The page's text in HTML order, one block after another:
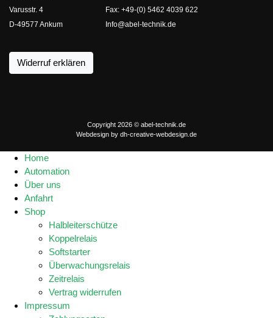
Varusstr. 4
D-49577 Ankum
Widerruf erklären
Fax: +49-(0) 5462 4039 622
Info@abel-technik.de
Copyright 2026 © abel-technik.de
Webdesign by dh-creative-webdesign.de
Home
Automation
Über uns
Anfahrt
Shop
Halbleiterschütze
Koppelrelais
Softstarter
Überwachungsrelais
Zeitrelais
Vertrag widerrufen
Impressum